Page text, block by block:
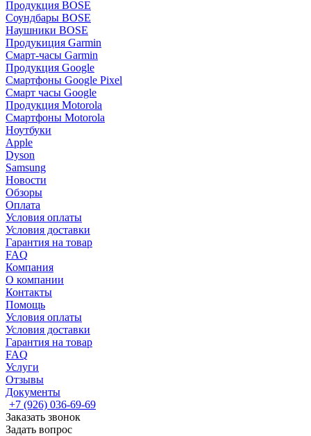
Продукция BOSE
Соундбары BOSE
Наушники BOSE
Продукиция Garmin
Смарт-часы Garmin
Продукция Google
Смартфоны Google Pixel
Смарт часы Google
Продукция Motorola
Смартфоны Motorola
Ноутбуки
Apple
Dyson
Samsung
Новости
Обзоры
Оплата
Условия оплаты
Условия доставки
Гарантия на товар
FAQ
Компания
О компании
Контакты
Помощь
Условия оплаты
Условия доставки
Гарантия на товар
FAQ
Услуги
Отзывы
Документы
+7 (926) 036-69-69
Заказать звонок
Задать вопрос